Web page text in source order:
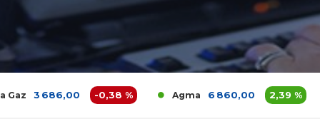
-0,38 % Agma 6 860,00 2,39 %